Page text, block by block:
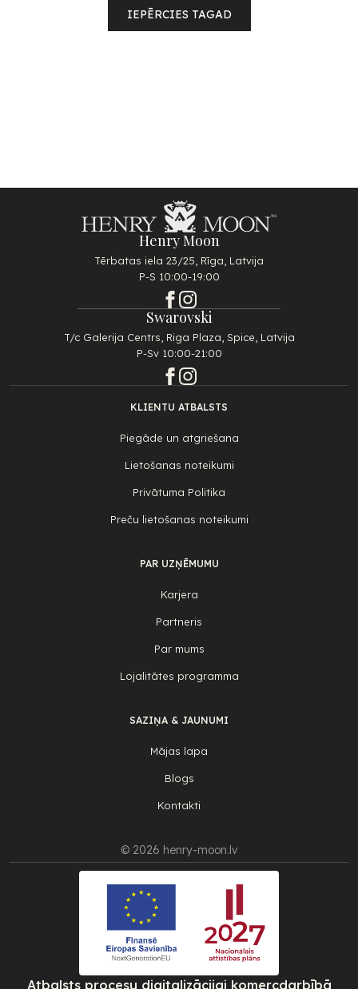
IEPĒRCIES TAGAD
Henry Moon
Tērbatas iela 23/25, Rīga, Latvija
P-S 10:00-19:00
Swarovski
T/c Galerija Centrs, Riga Plaza, Spice, Latvija
P-Sv 10:00-21:00
KLIENTU ATBALSTS
Piegāde un atgriešana
Lietošanas noteikumi
Privātuma Politika
Preču lietošanas noteikumi
PAR UZŅĒMUMU
Karjera
Partneris
Par mums
Lojalitātes programma
SAZIŅA & JAUNUMI
Mājas lapa
Blogs
Kontakti
© 2026 henry-moon.lv
Atbalsts procesu digitalizācijai komercdarbībā